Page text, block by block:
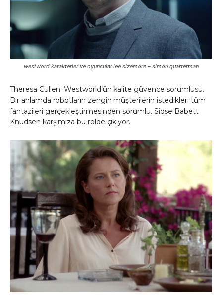
westword karakterler ve oyuncular lee sizemore – simon quarterman
Theresa Cullen: Westworld’ün kalite güvence sorumlusu.
Bir anlamda robotların zengin müşterilerin istedikleri tüm
fantazileri gerçekleştirmesinden sorumlu. Sidse Babett
Knudsen karşımıza bu rolde çıkıyor.